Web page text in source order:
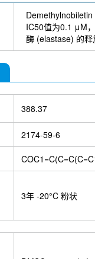
IC50值为0.1 μM
酶 (elastase) 的释
388.37
2174-59-6
3年 -20°C 粉状